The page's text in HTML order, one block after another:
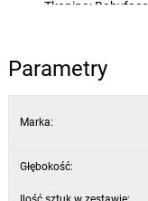
Tkanina: Babyface
Wypełnienie:
Kolor: szary i złoty
Parametry
Marka:
Głębokość: